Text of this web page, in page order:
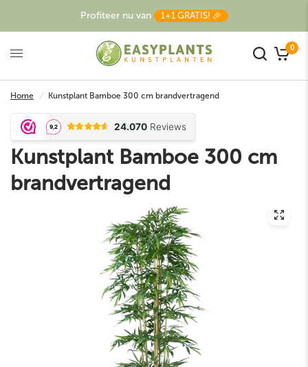
Profiteer nu van 1+1 GRATIS! 🎉
0
Home / Kunstplant Bamboe 300 cm brandvertragend
Kunstplant Bamboe 300 cm
brandvertragend